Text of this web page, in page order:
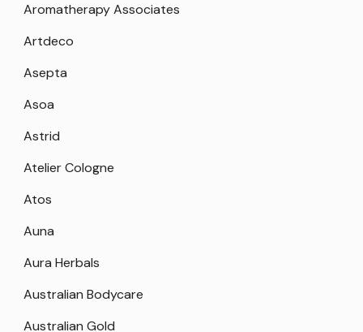
Aromatherapy Associates
Artdeco
Asepta
Asoa
Astrid
Atelier Cologne
Atos
Auna
Aura Herbals
Australian Bodycare
Australian Gold